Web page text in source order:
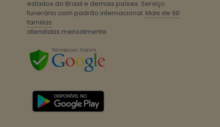
estados do Brasil e demais países. Serviço
funerário com padrão internacional. Mais de 90
familias
atendidas mensalmente.